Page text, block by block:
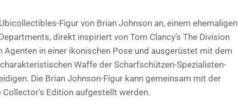
Figur von Brian Johnson an, einem ehemaligen
direkt inspiriert von Tom Clancy’s The Division
in einer ikonischen Pose und ausgerüstet mit dem
Waffe der Scharfschützen-Spezialisten-
Die Brian Johnson-Figur kann gemeinsam mit der
Edition aufgestellt werden.